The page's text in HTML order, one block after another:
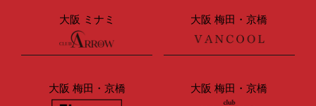
大阪 ミナミ 大阪 梅田・京橋
大阪 梅田・京橋 大阪 梅田・京橋